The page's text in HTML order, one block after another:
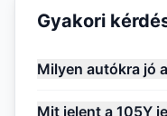
Gyakori
Milyen autókra jó
Mit jelent a 105Y